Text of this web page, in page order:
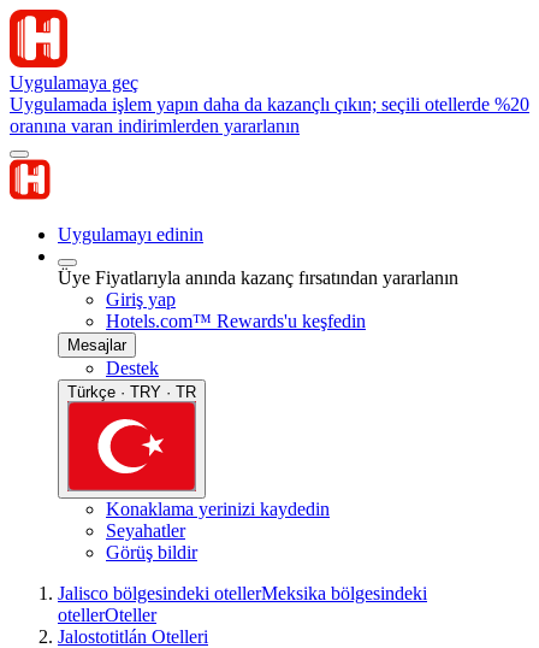
Uygulamaya geç
Uygulamada işlem yapın daha da kazançlı çıkın; seçili otellerde %20
oranına varan indirimlerden yararlanın
Uygulamayı edinin
Üye Fiyatlarıyla anında kazanç fırsatından yararlanın
Giriş yap
Hotels.com™ Rewards'u keşfedin
Mesajlar
Destek
Türkçe · TRY · TR
Konaklama yerinizi kaydedin
Seyahatler
Görüş bildir
Jalisco bölgesindeki otellerMeksika bölgesindeki
otellerOteller
Jalostotitlán Otelleri